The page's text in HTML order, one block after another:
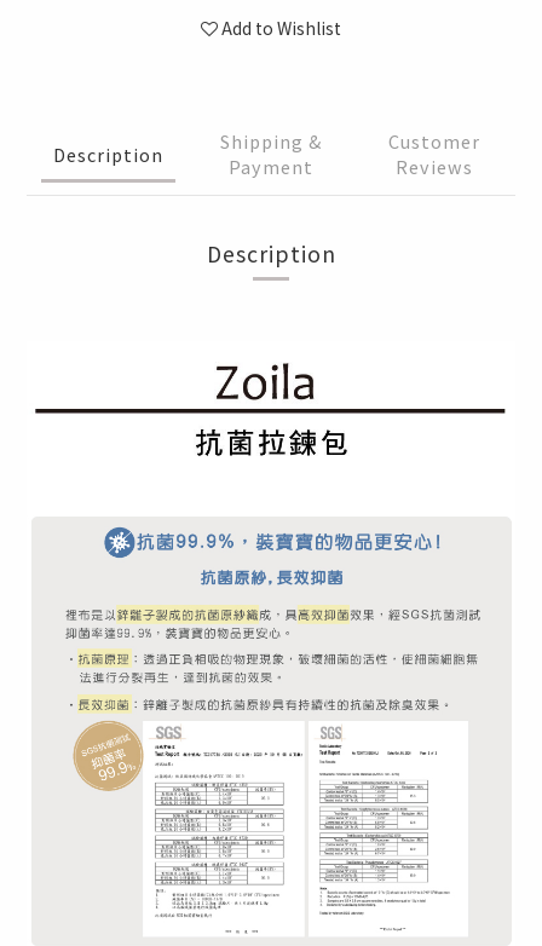
Add to Wishlist
Description
Shipping &
Payment
Customer
Reviews
Description